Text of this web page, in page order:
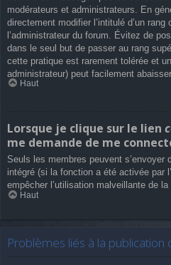
modérateurs et administrateurs. En
directement modifier l’intitulé d’un
l’administrateur du forum. Évitez de
dans le seul but de passer au rang
cette pratique est rarement tolérée et
administrateur) peut facilement
Haut
Lorsque je clique sur le lien
me demande de me
Seuls les membres peuvent s’envoyer
intégré (si la fonction a été activée par
empêcher l’utilisation malveillante de
Haut
Problèmes liés à la publication